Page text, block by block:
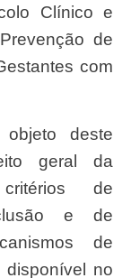
de
com
geral da
de
e de
de
disponível no